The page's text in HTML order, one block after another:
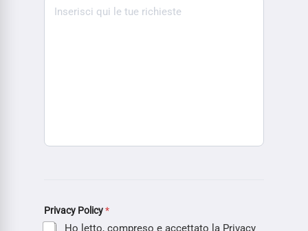
Privacy Policy*
Ho letto, compreso e accettato la Privacy